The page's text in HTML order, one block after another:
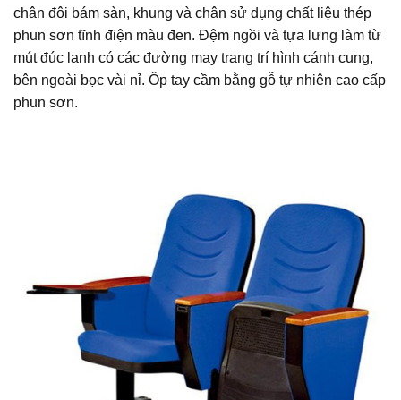
chân đôi bám sàn, khung và chân sử dụng chất liệu thép
phun sơn tĩnh điện màu đen. Đệm ngồi và tựa lưng làm từ
mút đúc lạnh có các đường may trang trí hình cánh cung,
bên ngoài bọc vài nỉ. Ốp tay cầm bằng gỗ tự nhiên cao cấp
phun sơn.